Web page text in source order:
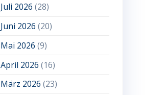
Juli 2026 (28)
Juni 2026 (20)
Mai 2026 (9)
April 2026 (16)
März 2026 (23)